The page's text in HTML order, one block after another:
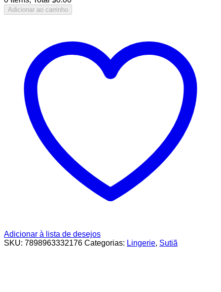
Adicionar ao carrinho
Adicionar à lista de desejos
SKU: 7898963332176 Categorias: Lingerie, Sutiã